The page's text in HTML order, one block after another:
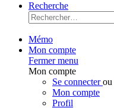
Recherche
Mémo
Mon compte
Fermer menu
Mon compte
Se connecterou
Mon compte
Profil